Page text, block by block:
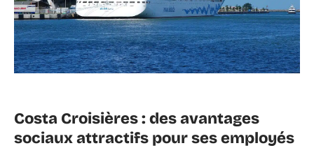
Costa Croisières : des avantages
sociaux attractifs pour ses employés